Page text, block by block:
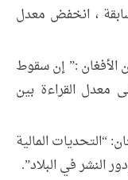
، انخفض معدل
الأفغان :” إن سقوط
معدل القراءة بين
“التحديات المالية